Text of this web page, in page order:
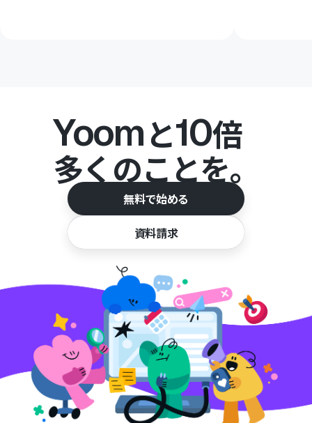
Yoomと10倍
多くのことを。
無料で始める
資料請求